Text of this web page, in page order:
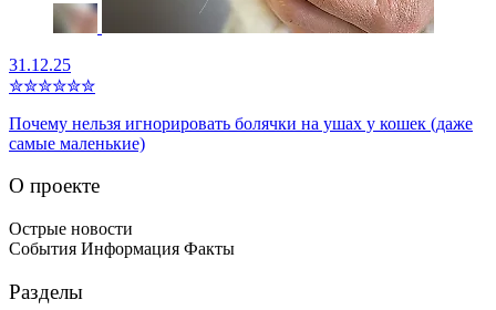
31.12.25
✮✮✮✮✮✮
Почему нельзя игнорировать болячки на ушах у кошек (даже
самые маленькие)
О проекте
Острые новости
События Информация Факты
Разделы